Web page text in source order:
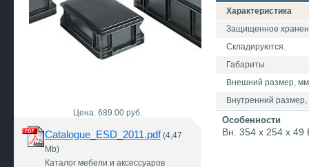
Цена: 689.00 руб.
Catalogue_ESD_2011.pdf(4,47
Mb)
Каталог мебели и аксессуаров
Характеристика
Защищенное
Складируются.
Габариты
Внешний размер,
Внутренний
Особенности
Вн. 354 x 254 x